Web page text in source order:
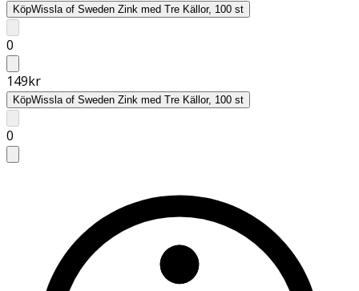
KöpWissla of Sweden Zink med Tre Källor, 100 st
0
149kr
KöpWissla of Sweden Zink med Tre Källor, 100 st
0